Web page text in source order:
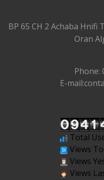
BP 65 CH 2 Achaba Hnifi
Oran
Phone:
E-
Total
Views
Views
Views